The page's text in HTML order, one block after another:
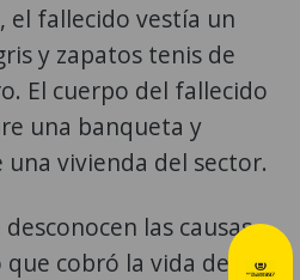
el fallecido vestía un
y zapatos tenis de
El cuerpo del fallecido
una banqueta y
vivienda del sector.
las causas
cobró la vida del